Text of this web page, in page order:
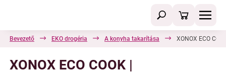
Bevezető EKO drogéria A konyha takarítása XONOX ECO
XONOX ECO COOK |